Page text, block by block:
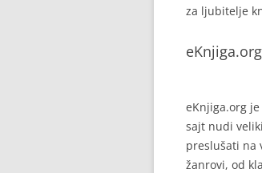
za ljubitelje
eKnjiga.org
eKnjiga.org
sajt nudi
preslušati na
žanrovi, od